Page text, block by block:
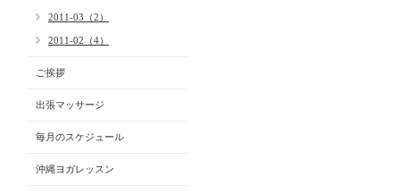
2011-03（2）
2011-02（4）
ご挨拶
出張マッサージ
毎月のスケジュール
沖縄ヨガレッスン